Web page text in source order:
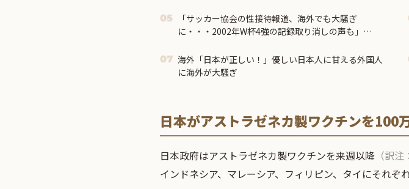
05
「サッカー協会の性接待報道、海外でも大騒ぎ
に・・・2002年W杯4強の記録取り消しの声も」
「国民や国が築いた国格をサッカー選手が足で蹴り飛
ばすね」
07 海外「日本が正しい！」優しい日本人に甘える外国人
に海外が大騒ぎ
日本がアストラゼネカ製ワクチンを100
日本政府はアストラゼネカ製ワクチンを来週以降 （訳
インドネシア、マレーシア、フィリピン、タイにそれぞ